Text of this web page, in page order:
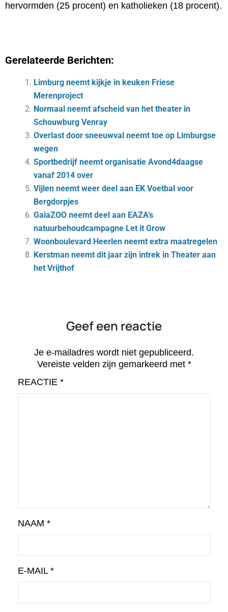
hervormden (25 procent) en katholieken (18 procent).
Gerelateerde Berichten:
Limburg neemt kijkje in keuken Friese
Merenproject
Normaal neemt afscheid van het theater in
Schouwburg Venray
Overlast door sneeuwval neemt toe op Limburgse
wegen
Sportbedrijf neemt organisatie Avond4daagse
vanaf 2014 over
Vijlen neemt weer deel aan EK Voetbal voor
Bergdorpjes
GaiaZOO neemt deel aan EAZA’s
natuurbehoudcampagne Let it Grow
Woonboulevard Heerlen neemt extra maatregelen
Kerstman neemt dit jaar zijn intrek in Theater aan
het Vrijthof
Geef een reactie
Je e-mailadres wordt niet gepubliceerd.
Vereiste velden zijn gemarkeerd met *
REACTIE *
NAAM *
E-MAIL *